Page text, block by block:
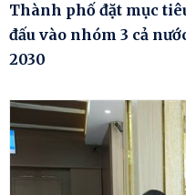
Thành phố đặt mục
đấu vào nhóm 3 cả
2030